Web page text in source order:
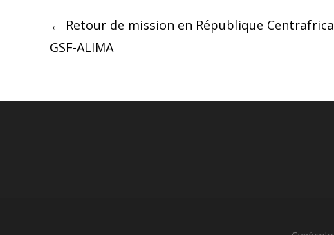
Post
navigation
← Retour de mission en République
GSF-ALIMA